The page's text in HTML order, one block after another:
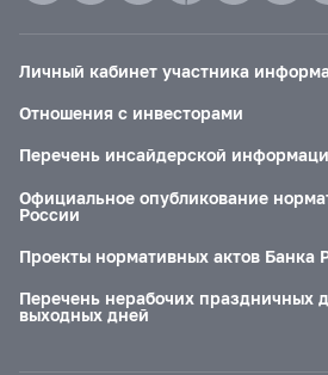
Личный кабинет участника
Отношения с инвесторами
Перечень инсайдерской
Официальное опубликование
России
Проекты нормативных актов Банка
Перечень нерабочих праздничных
выходных дней